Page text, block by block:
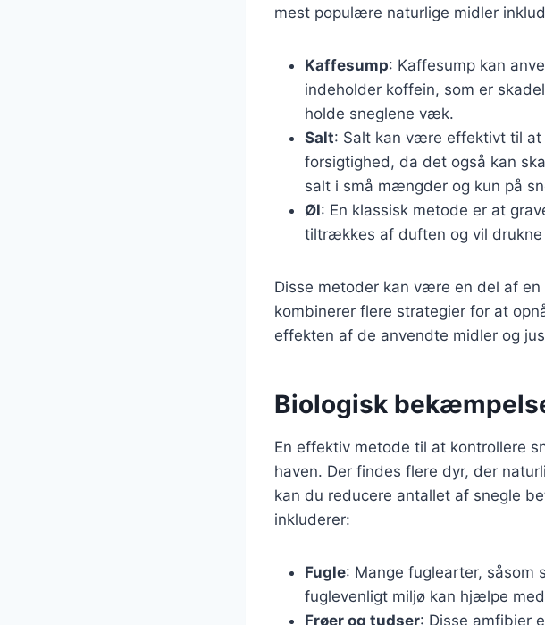
mest populære naturlige midler
Kaffesump: Kaffesump kan
indeholder koffein, som er
holde sneglene væk.
Salt: Salt kan være effektivt til
forsigtighed, da det også kan
salt i små mængder og kun på
Øl: En klassisk metode er at
tiltrækkes af duften og vil drukne
Disse metoder kan være en del af
kombinerer flere strategier for at
effekten af de anvendte midler og
Biologisk
En effektiv metode til at kontrollere
haven. Der findes flere dyr, der
kan du reducere antallet af snegle
inkluderer:
Fugle: Mange fuglearter, såsom
fuglevenligt miljø kan hjælpe
Frøer og tudser: Disse amfibier